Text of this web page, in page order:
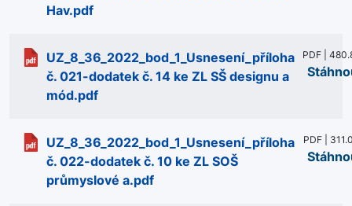
Hav.pdf
UZ_8_36_2022_bod_1_Usnesení_příloha
č. 021-dodatek č. 14 ke ZL SŠ designu a
mód.pdf
PDF |
UZ_8_36_2022_bod_1_Usnesení_příloha
č. 022-dodatek č. 10 ke ZL SOŠ
průmyslové a.pdf
PDF |